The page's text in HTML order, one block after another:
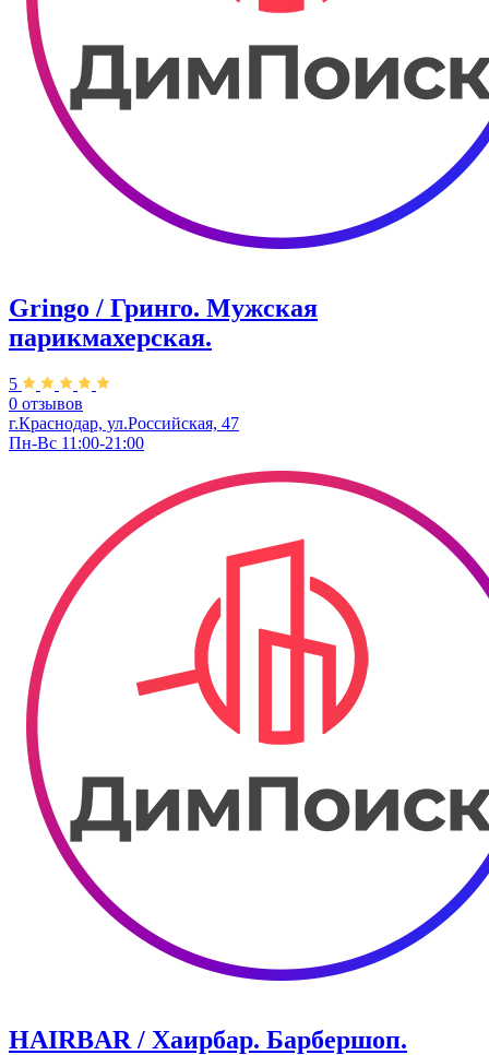
Gringo / Гринго. Мужская
парикмахерская.
5
0 отзывов
г.Краснодар, ул.Российская, 47
Пн-Вс 11:00-21:00
HAIRBAR / Хаирбар. Барбершоп.